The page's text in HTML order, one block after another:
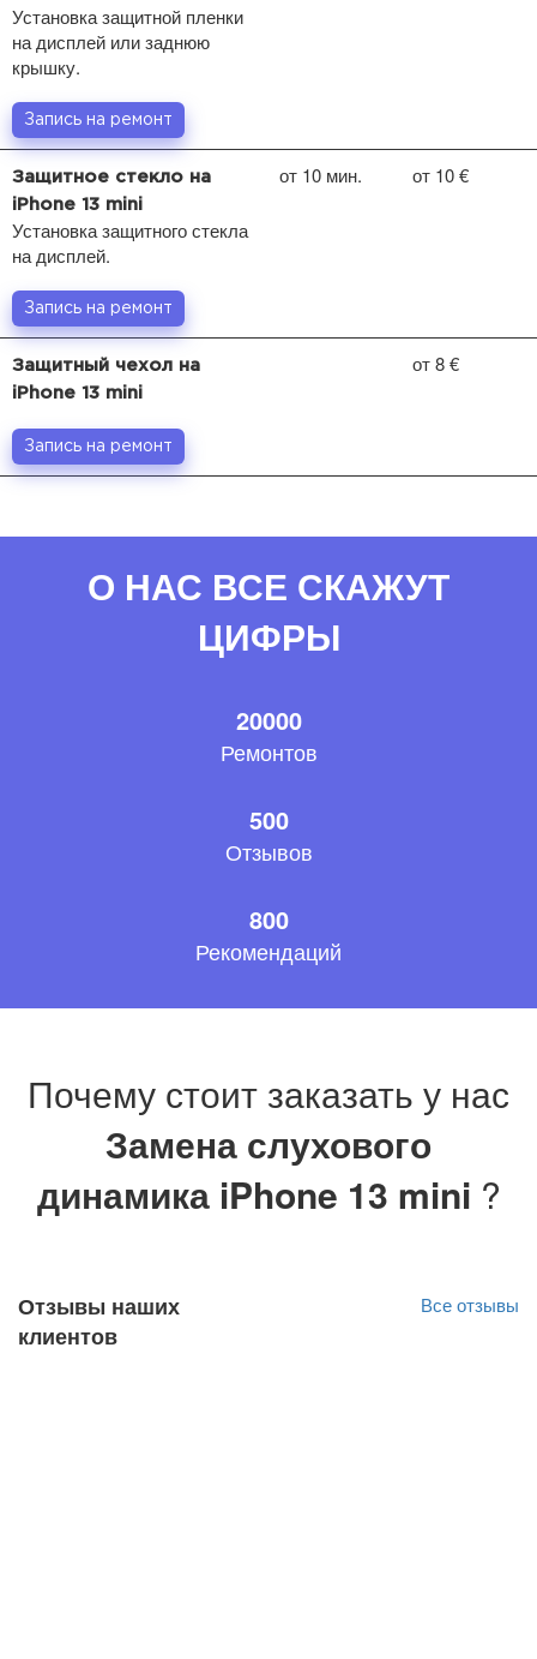
Установка защитной пленки
на дисплей или заднюю
крышку.
Запись на ремонт
Защитное стекло на
iPhone 13 mini
Установка защитного стекла
на дисплей.
от 10 мин. от 10 €
Запись на ремонт
Защитный чехол на
iPhone 13 mini
от 8 €
Запись на ремонт
О НАС ВСЕ СКАЖУТ
ЦИФРЫ
20000
Ремонтов
500
Отзывов
800
Рекомендаций
Почему стоит заказать у нас
Замена слухового
динамика iPhone 13 mini ?
Отзывы наших
клиентов
Все отзывы